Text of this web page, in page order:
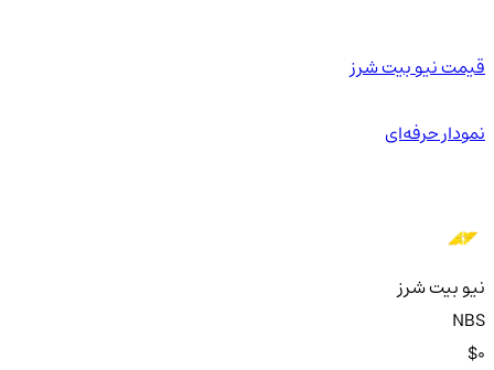
قیمت نیو بیت شرز
نمودار حرفه‌ای
نیو بیت شرز
NBS
$0